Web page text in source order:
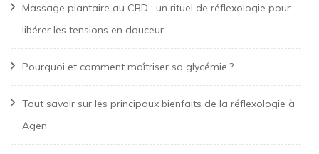
Massage plantaire au CBD : un rituel de réflexologie pour
libérer les tensions en douceur
Pourquoi et comment maîtriser sa glycémie ?
Tout savoir sur les principaux bienfaits de la réflexologie à
Agen